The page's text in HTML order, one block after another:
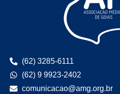
(62) 3285-6111
(62) 9 9923-2402
comunicacao@amg.org.br